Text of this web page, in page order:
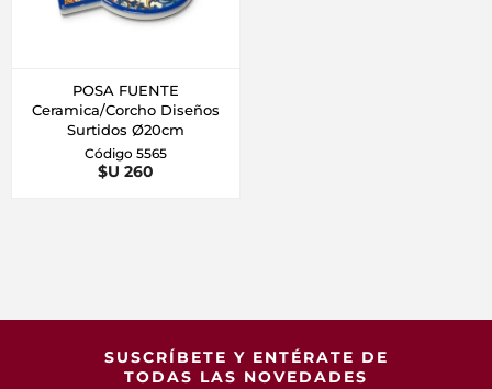
POSA FUENTE
Ceramica/Corcho Diseños
Surtidos Ø20cm
Código 5565
$U 260
SUSCRÍBETE Y ENTÉRATE DE
TODAS LAS NOVEDADES